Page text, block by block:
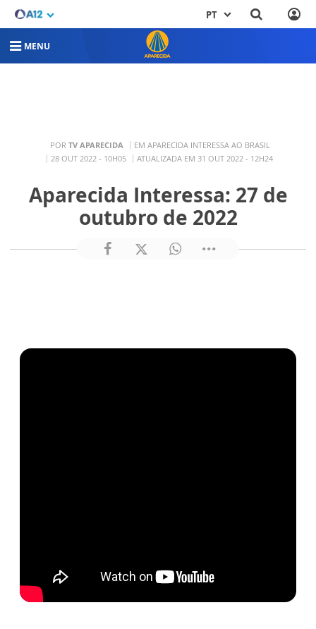
PT
MENU
POR TV APARECIDA
EM APARECIDA INTERESSA AO BRASIL
28 OUT 2022 - 10H05
ATUALIZADA EM 31 OUT 2022 - 12H24
Aparecida Interessa: 27 de
outubro de 2022